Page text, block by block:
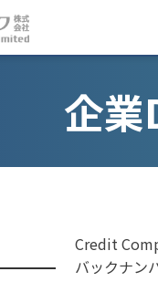
企業
Credit
バックナン